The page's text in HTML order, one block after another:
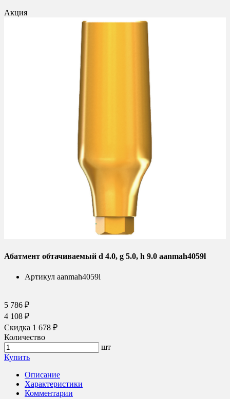
Акция
Абатмент обтачиваемый d 4.0, g 5.0, h 9.0 aanmah4059l
Артикул aanmah4059l
5 786 ₽
4 108 ₽
Скидка 1 678 ₽
Количество
шт
Купить
Описание
Характеристики
Комментарии